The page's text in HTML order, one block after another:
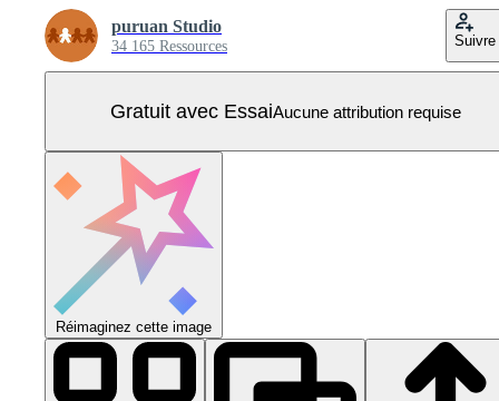
puruan Studio
34 165 Ressources Suivre
Gratuit avec EssaiAucune attribution requise
Réimaginez cette image